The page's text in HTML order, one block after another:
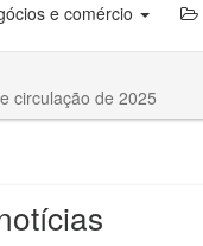
e comércio
circulação de 2025